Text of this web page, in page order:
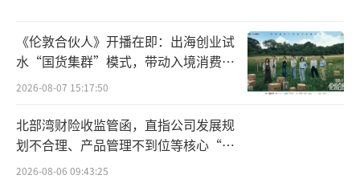
冷控制元器件和全球领先的汽车空调及热管理
系统控制部件制造商。简单来讲，三花智控主
业是卖汽车零部件。
特斯拉、奔驰、宝马、沃尔沃、丰田、比
《伦敦合伙人》开播在即：出海创业试
水“国货集群”模式，带动入境消费反
向种草
2026-08-07 15:17:50
北部湾财险收监管函，直指公司发展规
划不合理、产品管理不到位等核心“痛
点”
2026-08-06 09:43:25